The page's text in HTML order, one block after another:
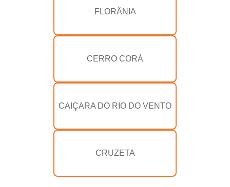
FLORÂNIA
CERRO CORÁ
CAIÇARA DO RIO DO VENTO
CRUZETA